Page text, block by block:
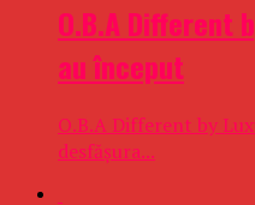
O.B.A Different
au început
O.B.A Different by
desfășura...